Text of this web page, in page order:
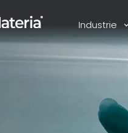
Industrie